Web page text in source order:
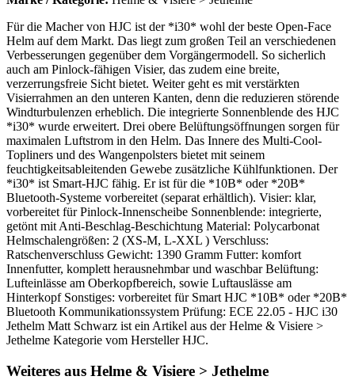
Für die Macher von HJC ist der *i30* wohl der beste Open-Face
Helm auf dem Markt. Das liegt zum großen Teil an verschiedenen
Verbesserungen gegenüber dem Vorgängermodell. So sicherlich
auch am Pinlock-fähigen Visier, das zudem eine breite,
verzerrungsfreie Sicht bietet. Weiter geht es mit verstärkten
Visierrahmen an den unteren Kanten, denn die reduzieren störende
Windturbulenzen erheblich. Die integrierte Sonnenblende des HJC
*i30* wurde erweitert. Drei obere Belüftungsöffnungen sorgen für
maximalen Luftstrom in den Helm. Das Innere des Multi-Cool-
Topliners und des Wangenpolsters bietet mit seinem
feuchtigkeitsableitenden Gewebe zusätzliche Kühlfunktionen. Der
*i30* ist Smart-HJC fähig. Er ist für die *10B* oder *20B*
Bluetooth-Systeme vorbereitet (separat erhältlich). Visier: klar,
vorbereitet für Pinlock-Innenscheibe Sonnenblende: integrierte,
getönt mit Anti-Beschlag-Beschichtung Material: Polycarbonat
Helmschalengrößen: 2 (XS-M, L-XXL ) Verschluss:
Ratschenverschluss Gewicht: 1390 Gramm Futter: komfort
Innenfutter, komplett herausnehmbar und waschbar Belüftung:
Lufteinlässe am Oberkopfbereich, sowie Luftauslässe am
Hinterkopf Sonstiges: vorbereitet für Smart HJC *10B* oder *20B*
Bluetooth Kommunikationssystem Prüfung: ECE 22.05 - HJC i30
Jethelm Matt Schwarz ist ein Artikel aus der Helme & Visiere >
Jethelme Kategorie vom Hersteller HJC.
Weiteres aus Helme & Visiere > Jethelme